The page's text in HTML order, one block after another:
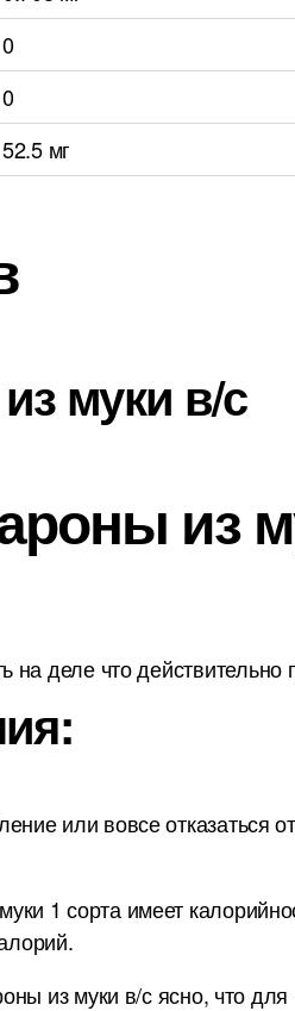
0
0
52.5 мг
муки в/с
из
деле что действительно
или вовсе отказаться
1 сорта имеет
из муки в/с ясно, что для